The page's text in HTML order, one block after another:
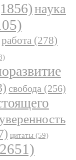
наука
работа (278)
свобода (256)
цитаты (59)